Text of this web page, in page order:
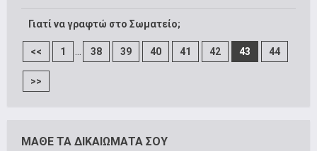
Γιατί να γραφτώ στο Σωματείο;
<< 1 ... 38 39 40 41 42 43 44
>>
ΜΑΘΕ ΤΑ ΔΙΚΑΙΩΜΑΤΑ ΣΟΥ